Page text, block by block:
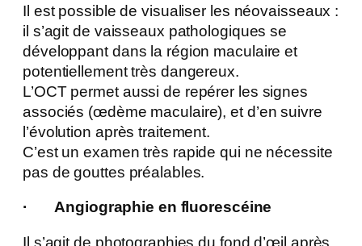
Il est possible de visualiser les néovaisseaux :
il s’agit de vaisseaux pathologiques se
développant dans la région maculaire et
potentiellement très dangereux.
L’OCT permet aussi de repérer les signes
associés (œdème maculaire), et d’en suivre
l’évolution après traitement.
C’est un examen très rapide qui ne nécessite
pas de gouttes préalables.
· Angiographie en fluorescéine
Il s’agit de photographies du fond d’œil après